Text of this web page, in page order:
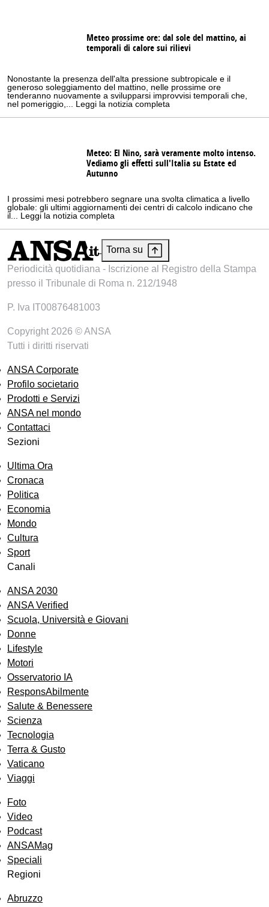
Meteo prossime ore: dal sole del mattino, ai
temporali di calore sui rilievi
Nonostante la presenza dell'alta pressione subtropicale e il
generoso soleggiamento del mattino, nelle prossime ore
tenderanno nuovamente a svilupparsi improvvisi temporali che,
nel pomeriggio,... Leggi la notizia completa
Meteo: El Nino, sarà veramente molto intenso.
Vediamo gli effetti sull'Italia su Estate ed
Autunno
I prossimi mesi potrebbero segnare una svolta climatica a livello
globale: gli ultimi aggiornamenti dei centri di calcolo indicano che
il... Leggi la notizia completa
Torna su
Periodicità quotidiana - Iscrizione al Registro della Stampa
presso il Tribunale di Roma n. 212/1948
P. Iva IT00876481003
Copyright 2026 © ANSA
Tutti i diritti riservati
ANSA Corporate
Profilo societario
Prodotti e Servizi
ANSA nel mondo
Contattaci
Sezioni
Ultima Ora
Cronaca
Politica
Economia
Mondo
Cultura
Sport
Canali
ANSA 2030
ANSA Verified
Scuola, Università e Giovani
Donne
Lifestyle
Motori
Osservatorio IA
ResponsAbilmente
Salute & Benessere
Scienza
Tecnologia
Terra & Gusto
Vaticano
Viaggi
Foto
Video
Podcast
ANSAMag
Speciali
Regioni
Abruzzo